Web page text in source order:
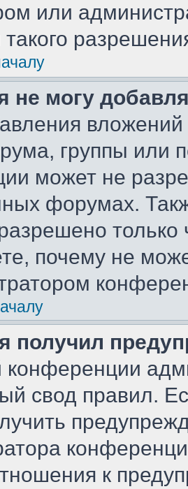
или
такого
не могу
группы или
может не
форумах.
почему не
получил
свод правил.
к